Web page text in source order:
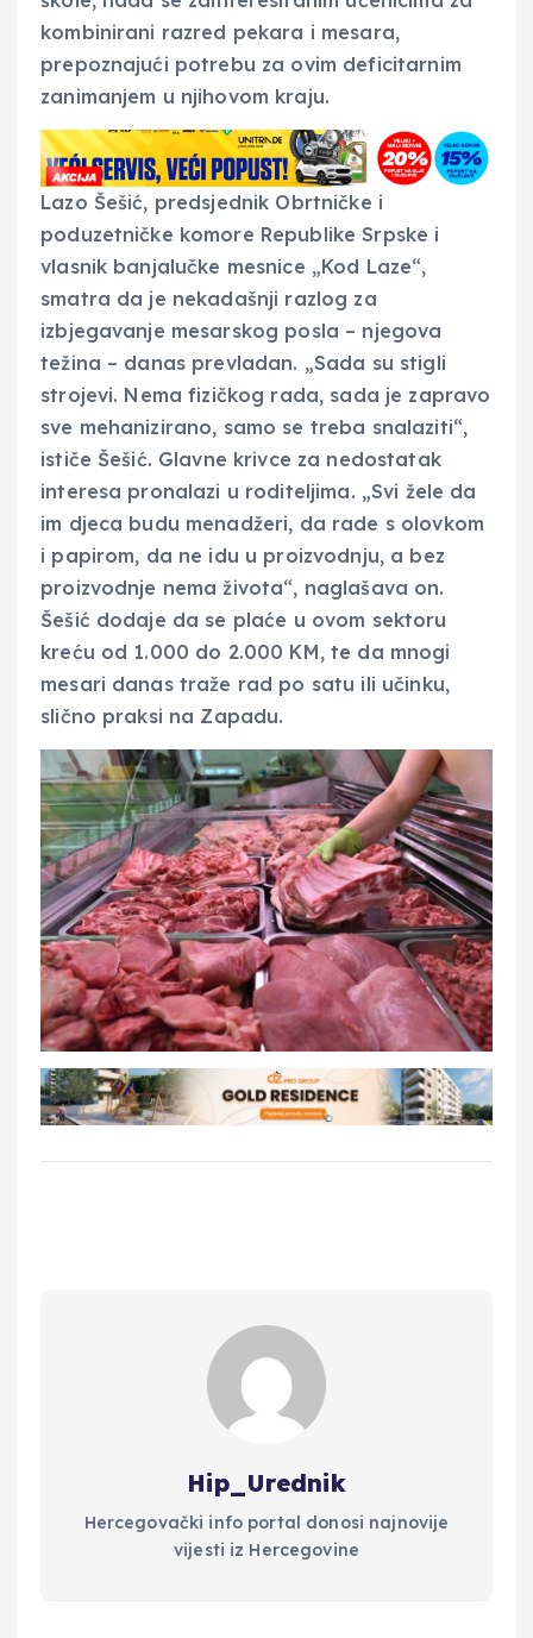
kombinirani razred pekara i mesara,
prepoznajući potrebu za ovim deficitarnim
zanimanjem u njihovom kraju.
Lazo Šešić, predsjednik Obrtničke i
poduzetničke komore Republike Srpske i
vlasnik banjalučke mesnice „Kod Laze“,
smatra da je nekadašnji razlog za
izbjegavanje mesarskog posla – njegova
težina – danas prevladan. „Sada su stigli
strojevi. Nema fizičkog rada, sada je zapravo
sve mehanizirano, samo se treba snalaziti“,
ističe Šešić. Glavne krivce za nedostatak
interesa pronalazi u roditeljima. „Svi žele da
im djeca budu menadžeri, da rade s olovkom
i papirom, da ne idu u proizvodnju, a bez
proizvodnje nema života“, naglašava on.
Šešić dodaje da se plaće u ovom sektoru
kreću od 1.000 do 2.000 KM, te da mnogi
mesari danas traže rad po satu ili učinku,
slično praksi na Zapadu.
Hip_Urednik
Hercegovački info portal donosi najnovije
vijesti iz Hercegovine